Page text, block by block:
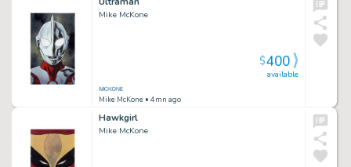
Mike McKone
Mike McKone • 4mn ago
available
$400
Hawkgirl
Mike McKone